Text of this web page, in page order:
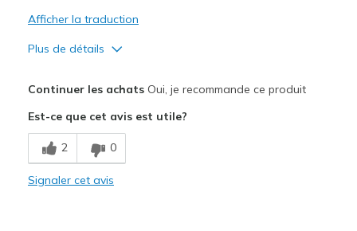
Afficher la traduction
Plus de détails
Comfortable
Les meilleures utilisations
Casual Wear
Continuer les achatsOui, je recommande ce produit
Est-ce que cet avis est utile?
2 0
Signaler cet avis